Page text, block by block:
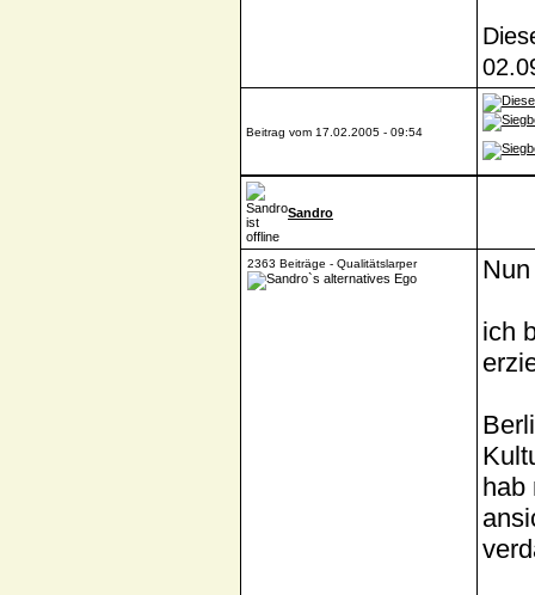
Beitrag vom 17.02.2005 - 09:54
Sandro
2363 Beiträge - Qualitätslarper
ich
hab